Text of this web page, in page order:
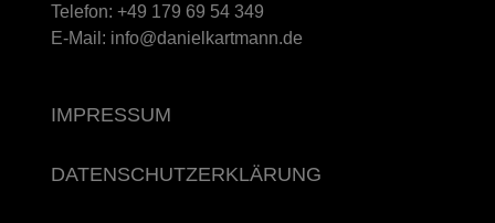
Telefon: +49 179 69 54 349
E-Mail: info@danielkartmann.de
IMPRESSUM
DATENSCHUTZERKLÄRUNG